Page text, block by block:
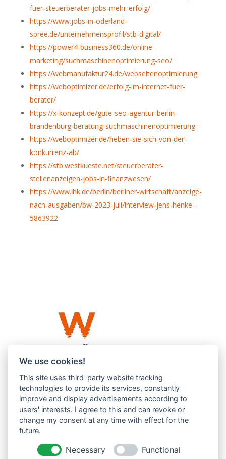
fuer-steuerberater-jobs-mehr-erfolg/
https://www.jobs-in-oderland-
spree.de/unternehmensprofil/stb-digital/
https://power4-business360.de/online-
marketing/suchmaschinenoptimierung-seo/
https://webmanufaktur24.de/webseitenoptimierung
https://weboptimizer.de/erfolg-im-internet-fuer-
berater/
https://x-konzept.de/gute-seo-agentur-berlin-
brandenburg-beratung-suchmaschinenoptimierung
https://weboptimizer.de/heben-sie-sich-von-der-
konkurrenz-ab/
https://stb.westkueste.net/steuerberater-
stellenanzeigen-jobs-in-finanzwesen/
https://www.ihk.de/berlin/berliner-wirtschaft/anzeige-
nach-ausgaben/bw-2023-juli/interview-jens-henke-
5863922
Westküste UG (haftungsbeschränkt)
Menzlingen 14 B
51503 Rösrath
Datenschutzerklärung
We use cookies!
This site uses third-party website tracking
technologies to provide its services, constantly
improve and display advertisements according to
users' interests. I agree to this and can revoke or
change my consent at any time with effect for the
future.
Necessary Functional